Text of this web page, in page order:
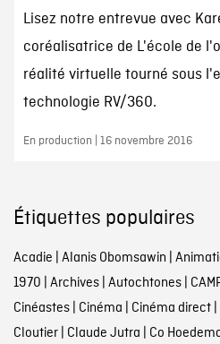
Lisez notre entrevue avec
coréalisatrice de L'école de
réalité virtuelle tourné sous
technologie RV/360.
En production | 16 novembre 2016
Étiquettes populaires
Acadie Alanis Obomsawin
1970 Archives| Autochtones|
Cinéastes| Cinéma Cinéma direct|
Cloutier| Claude Jutra Co